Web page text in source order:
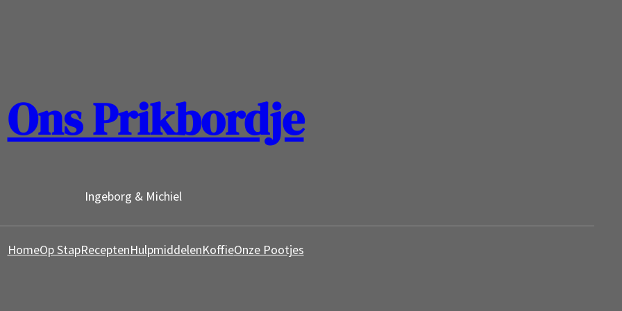
Ons Prikbordje
Ingeborg & Michiel
HomeOp StapReceptenHulpmiddelenKoffieOnze Pootjes